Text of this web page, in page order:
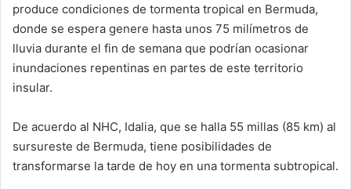
produce condiciones de tormenta tropical en Bermuda,
donde se espera genere hasta unos 75 milímetros de
lluvia durante el fin de semana que podrían ocasionar
inundaciones repentinas en partes de este territorio
insular.
De acuerdo al NHC, Idalia, que se halla 55 millas (85 km) al
sursureste de Bermuda, tiene posibilidades de
transformarse la tarde de hoy en una tormenta subtropical.